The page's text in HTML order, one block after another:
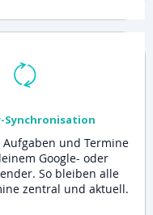
Synchronisation
und Termine
Google- oder
So bleiben alle
zentral und aktuell.